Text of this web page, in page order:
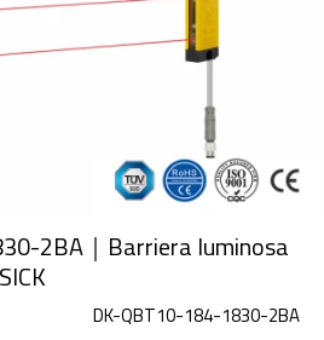
2BA｜Barriera luminosa
DK-QBT10-184-1830-2BA